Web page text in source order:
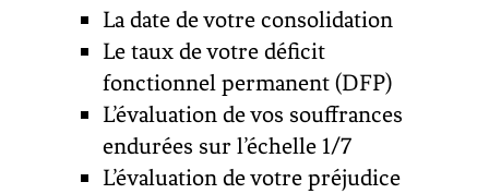
La date de votre consolidation
Le taux de votre déficit
fonctionnel permanent (DFP)
L’évaluation de vos souffrances
endurées sur l’échelle 1/7
L’évaluation de votre préjudice